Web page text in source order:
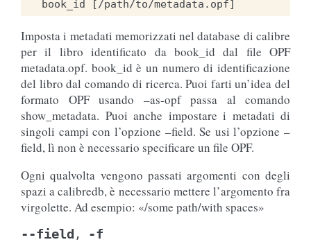
Imposta i metadati memorizzati nel database di calibre
per il libro identificato da book_id dal file OPF
metadata.opf. book_id è un numero di identificazione
del libro dal comando di ricerca. Puoi farti un’idea del
formato OPF usando –as-opf passa al comando
show_metadata. Puoi anche impostare i metadati di
singoli campi con l’opzione –field. Se usi l’opzione –
field, lì non è necessario specificare un file OPF.
Ogni qualvolta vengono passati argomenti con degli
spazi a calibredb, è necessario mettere l’argomento fra
virgolette. Ad esempio: «/some path/with spaces»
--field , -f